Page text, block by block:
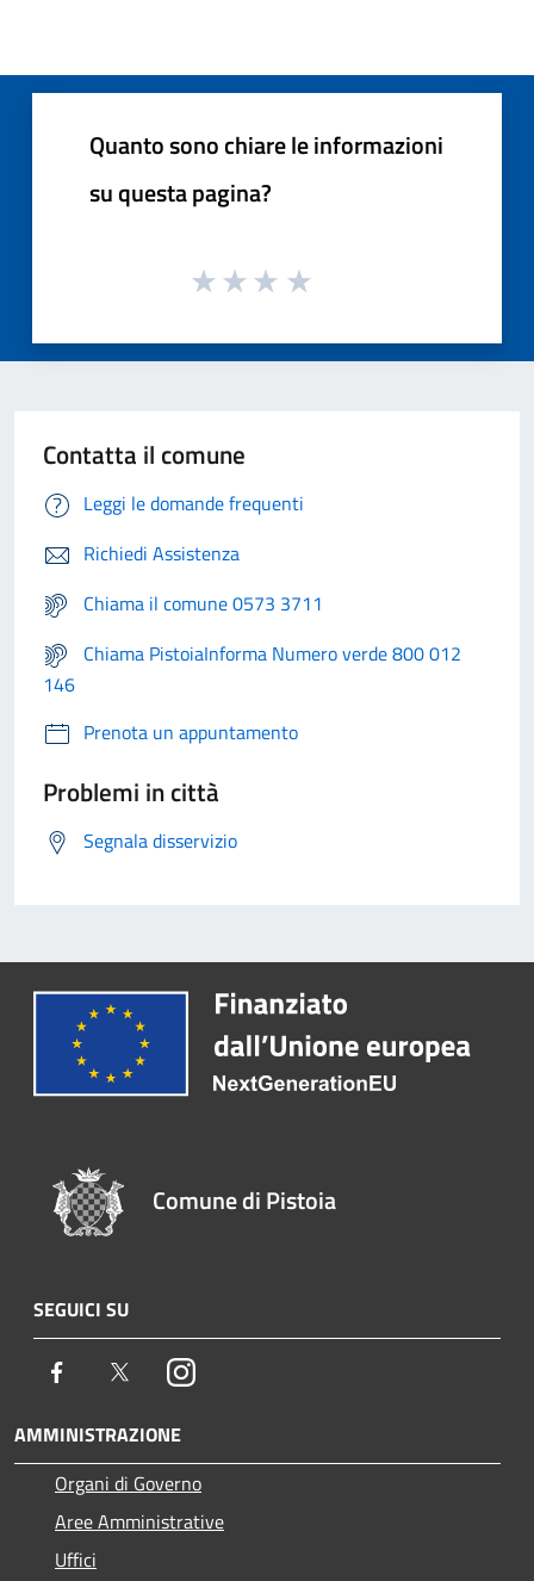
Quanto sono chiare le informazioni
su questa pagina?
Contatta il comune
Leggi le domande frequenti
Richiedi Assistenza
Chiama il comune 0573 3711
Chiama PistoiaInforma Numero verde 800 012
146
Prenota un appuntamento
Problemi in città
Segnala disservizio
Comune di Pistoia
SEGUICI SU
Facebook TwitterInstagram
AMMINISTRAZIONE
Organi di Governo
Aree Amministrative
Uffici